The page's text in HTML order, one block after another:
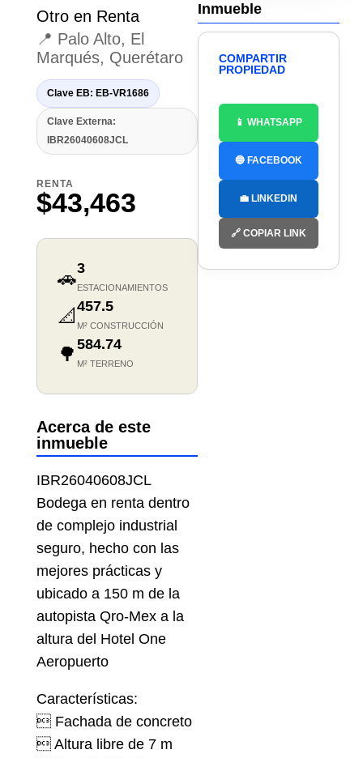
Otro en Renta
📍 Palo Alto, El
Marqués, Querétaro
Clave EB: EB-VR1686
Clave Externa:
IBR26040608JCL
RENTA
$43,463
🚗3
ESTACIONAMIENTOS
📐 457.5
M² CONSTRUCCIÓN
🌳 584.74
M² TERRENO
Acerca de este
inmueble
IBR26040608JCL
Bodega en renta dentro
de complejo industrial
seguro, hecho con las
mejores prácticas y
ubicado a 150 m de la
autopista Qro-Mex a la
altura del Hotel One
Aeropuerto
Características:
 Fachada de concreto
 Altura libre de 7 m
Inmueble
COMPARTIR
PROPIEDAD
📱 WHATSAPP
🔵 FACEBOOK
💼 LINKEDIN
🔗 COPIAR LINK